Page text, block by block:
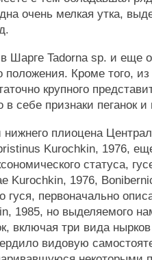
очень мелкая утка,
Шарге Tadorna sp. и еще
положения. Кроме того,
крупного
в себе признаки пеганок и
плиоцена
Kurochkin, 1976,
статуса,
Kurochkin, 1976,
первоначально
1985, но выделяемого
включая три вида
видовую